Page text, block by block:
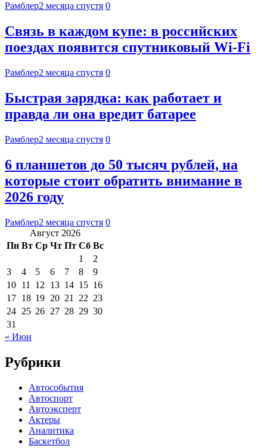
Рамблер2 месяца спустя 0
Связь в каждом купе: в российских
поездах появится спутниковый Wi-Fi
Рамблер2 месяца спустя 0
Быстрая зарядка: как работает и
правда ли она вредит батарее
Рамблер2 месяца спустя 0
6 планшетов до 50 тысяч рублей, на
которые стоит обратить внимание в
2026 году
Рамблер2 месяца спустя 0
Август 2026
Пн Вт Ср Чт Пт Сб Вс
1
2
3
4 5 6 7 8
9
10 11 12 13 14 15 16
17 18 19 20 21 22 23
24 25 26 27 28 29 30
31
« Июн
Рубрики
Автособытия
Автоспорт
Автоэксперт
Актеры
Аналитика
Баскетбол